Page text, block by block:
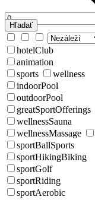
Hľadať
hotelClub
animation
sports
wellness
indoorPool
outdoorPool
greatSportOfferings
wellnessSauna
wellnessMassage
sportBallSports
sportHikingBiking
sportGolf
sportRiding
sportAerobic